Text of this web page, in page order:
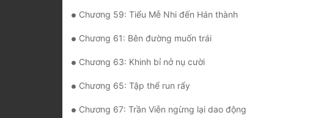
Chương 59: Tiểu Mễ Nhi đến Hán thành
Chương 61: Bên đường muốn trái
Chương 63: Khinh bỉ nở nụ cười
Chương 65: Tập thể run rẩy
Chương 67: Trần Viễn ngừng lại dao động